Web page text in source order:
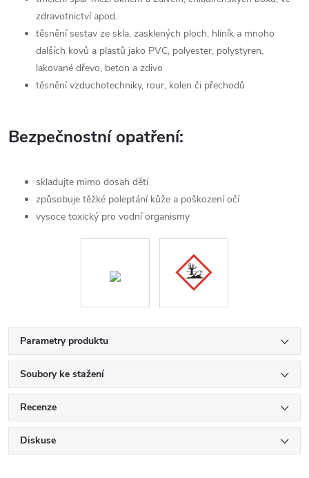
zdravotnictví apod.
těsnění sestav ze skla, zasklených ploch, hliník a mnoho
dalších kovů a plastů jako PVC, polyester, polystyren,
lakované dřevo, beton a zdivo
těsnění vzduchotechniky, rour, kolen či přechodů
Bezpečnostní opatření:
skladujte mimo dosah dětí
způsobuje těžké poleptání kůže a poškození očí
vysoce toxický pro vodní organismy
Parametry produktu
Soubory ke stažení
Recenze
Diskuse